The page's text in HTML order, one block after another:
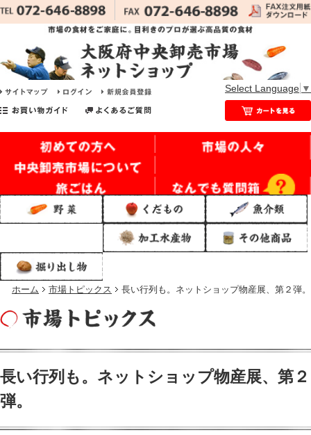
Select Language ▼
ホーム 市場トピックス 長い行列も。ネットショップ物産展、第２弾。
長い行列も。ネットショップ物産展、第２
弾。